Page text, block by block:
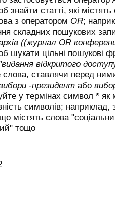
знайти статті, які
з оператором OR;
складних пошукових
((журнал OR
шукати цільні пошукові
відкритого
слова, ставлячи перед
-президент або
у термінах символ * як
символів;
містять слова
тощо